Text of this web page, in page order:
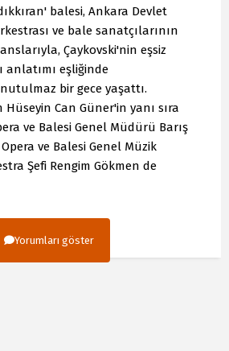
balesi, Ankara Devlet
ve bale sanatçılarının
Çaykovski'nin eşsiz
anlatımı eşliğinde
bir gece yaşattı.
Hüseyin Can Güner'in yanı sıra
ve Balesi Genel Müdürü Barış
ve Balesi Genel Müzik
Şefi Rengim Gökmen de
Yorumları göster